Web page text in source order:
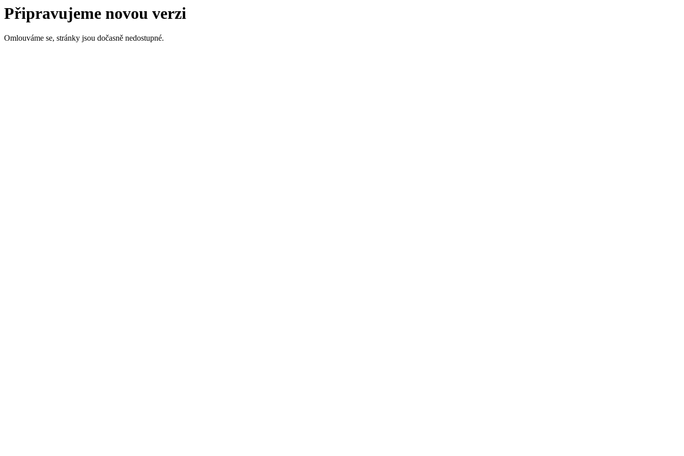
Připravujeme novou verzi
Omlouváme se, stránky jsou dočasně nedostupné.